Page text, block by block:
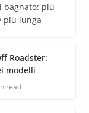
bagnato: più
più lunga
Roadster:
modelli
read